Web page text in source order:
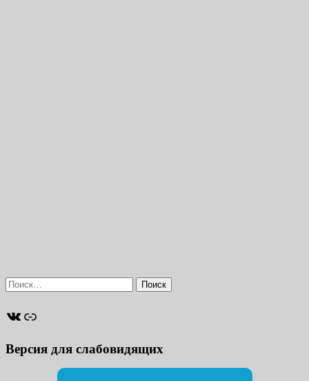
Найти:
ВКонтакте
Ссылка
Версия для слабовидящих